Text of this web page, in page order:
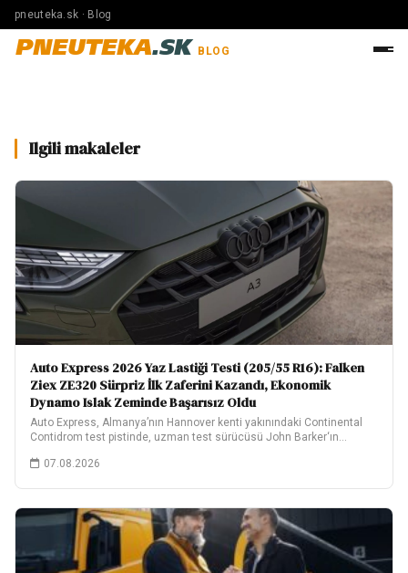
pneuteka.sk · Blog
PNEUTEKA.SK BLOG
Ilgili makaleler
Auto Express 2026 Yaz Lastiği Testi (205/55 R16): Falken
Ziex ZE320 Sürpriz İlk Zaferini Kazandı, Ekonomik
Dynamo Islak Zeminde Başarısız Oldu
Auto Express, Almanya’nın Hannover kenti yakınındaki Continental
Contidrom test pistinde, uzman test sürücüsü John Barker‘ın…
07.08.2026